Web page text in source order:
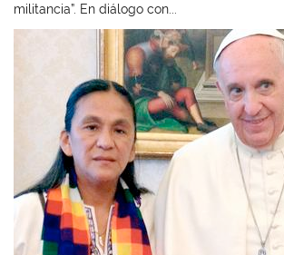
militancia”. En diálogo con...